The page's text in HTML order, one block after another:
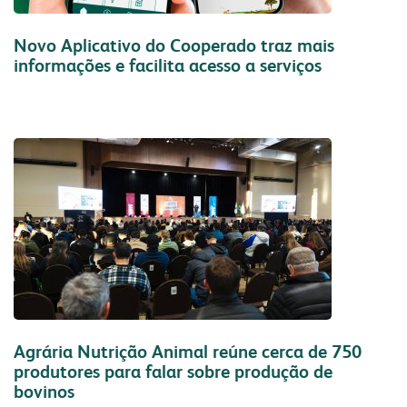
laboratório
administração
parceiros comerciais
relatório anual
outros negócios
comunidade
fundação semmelweis
esporte e lazer
sustentabilidade
produtos
vendas
congresso bovino
malte
inicial
produtos
laudos
receitas
biblioteca digital
vídeos
óleo e farelo
a indústria
produtos
laudos
certificações
contatos
Novo Aplicativo do Cooperado traz mais
informações e facilita acesso a serviços
Agrária Nutrição Animal reúne cerca de 750
produtores para falar sobre produção de
bovinos